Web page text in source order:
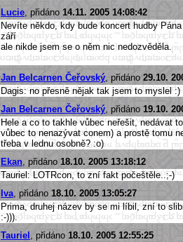
Lucie , přidáno 14.11. 2005 14:08:42
Nevíte někdo, kdy bude koncert hudby
září
ale nikde jsem se o něm nic nedozvěděla.
Jan Belcarnen Čeřovský , přidáno 29.10.
Dagis: no přesně nějak tak jsem to myslel :)
Jan Belcarnen Čeřovský , přidáno 19.10.
Hele a co to takhle vůbec neřešit, nedávat
vůbec to nenazývat conem) a prostě tomu
třeba v lednu osobně? :o)
Ekan , přidáno 18.10. 2005 13:18:12
Tauriel: LOTRcon, to zní fakt počeštěle..;-)
Iva, přidáno 18.10. 2005 13:05:27
Prima, druhej název by se mi líbil, zní to
:-))).
Tauriel , přidáno 18.10. 2005 12:55:25